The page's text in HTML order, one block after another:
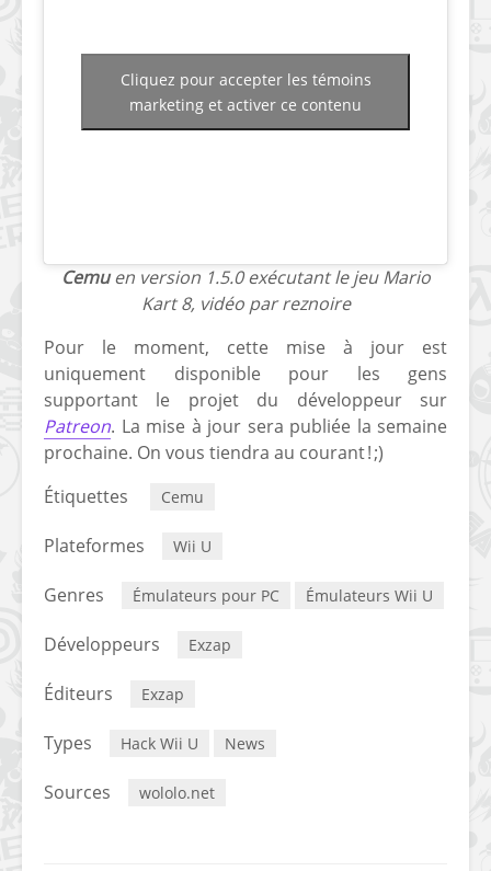
Cliquez pour accepter les témoins
marketing et activer ce contenu
Cemuen version 1.5.0 exécutant le jeu Mario
Kart 8, vidéo par reznoire
Pour le moment, cette mise à jour est
uniquement disponible pour les gens
supportant le projet du développeur sur
Patreon. La mise à jour sera publiée la semaine
prochaine. On vous tiendra au courant ! ;)
Étiquettes
Cemu
Plateformes Wii U
Genres Émulateurs pour PC Émulateurs Wii U
Développeurs Exzap
Éditeurs Exzap
Types Hack Wii U News
Sources wololo.net
vidéo une flopée de
nouveaux projets